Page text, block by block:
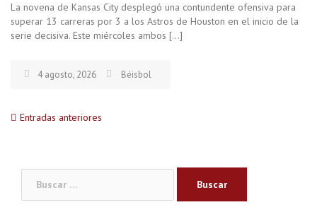
La novena de Kansas City desplegó una contundente ofensiva para
superar 13 carreras por 3 a los Astros de Houston en el inicio de la
serie decisiva. Este miércoles ambos […]
4 agosto, 2026 Béisbol
Navegación
entradas
Entradas anteriores